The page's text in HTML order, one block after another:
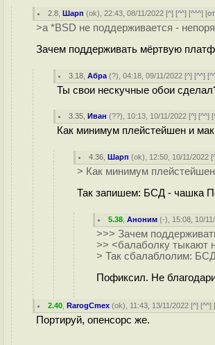
2.8 ,Шарп (ok), 22:43, 08/11/2022 [^] [^^] [^^^] [
>а *BSD не поддерживается -
Зачем поддерживать мёртвую
3.18 ,Абра (?), 04:18, 09/11/2022 [^] [^^] [
Ты свои нескучные обои
3.35 ,Иван (??), 10:13, 10/11/2022 [^] [^^] [
Как минимум плейстейшен и
4.36 ,Шарп (ok), 12:50, 10/11/2022 [
> Как минимум
Так запишем: БСД - чашка
5.38 ,Аноним (-), 15:08, 10/
>>> Зачем
>> <балаболку тыкают
> Так сбалаблолим:
Пофиксил. Не
2.40 ,RarogCmex (ok), 11:43, 13/11/2022 [^] [^^]
Портируй, опенсорс же.